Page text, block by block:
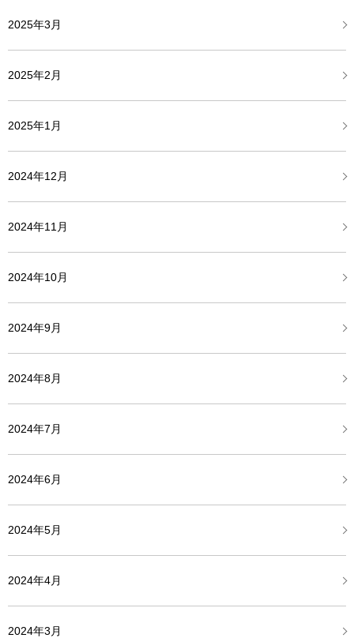
2025年3月
2025年2月
2025年1月
2024年12月
2024年11月
2024年10月
2024年9月
2024年8月
2024年7月
2024年6月
2024年5月
2024年4月
2024年3月